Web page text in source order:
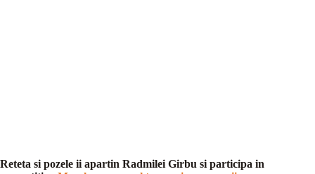
Reteta si pozele ii apartin Radmilei Girbu si participa in